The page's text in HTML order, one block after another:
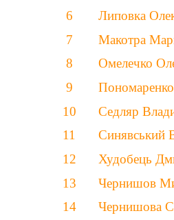
6
7
8
9
10
11
12
13
14
Липовка
Макотра
Омелечко
Седляр
Синявський
Худобець
Чернишов
Чернишова